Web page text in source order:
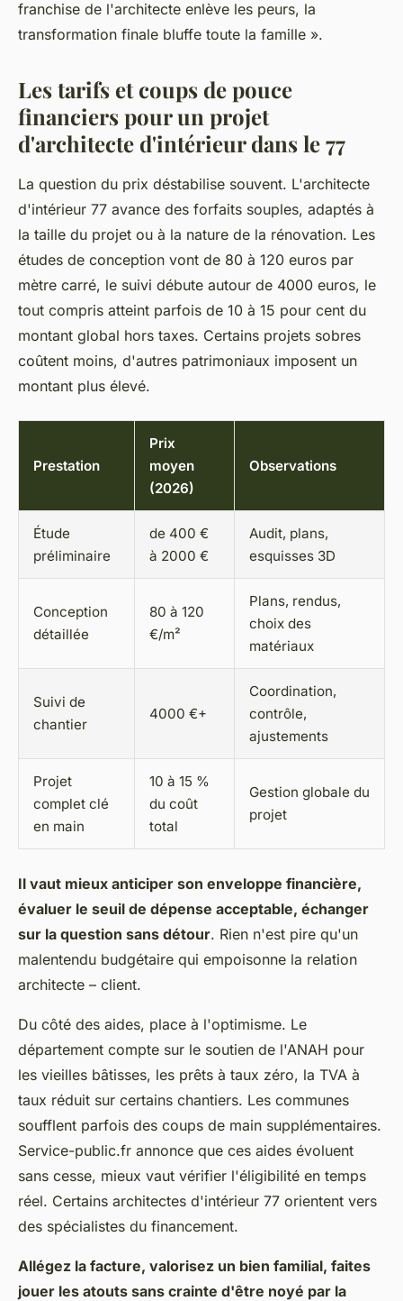
franchise de l'architecte enlève les peurs, la
transformation finale bluffe toute la famille ».
Les tarifs et coups de pouce
financiers pour un projet
d'architecte d'intérieur dans le 77
La question du prix déstabilise souvent. L'architecte
d'intérieur 77 avance des forfaits souples, adaptés à
la taille du projet ou à la nature de la rénovation. Les
études de conception vont de 80 à 120 euros par
mètre carré, le suivi débute autour de 4000 euros, le
tout compris atteint parfois de 10 à 15 pour cent du
montant global hors taxes. Certains projets sobres
coûtent moins, d'autres patrimoniaux imposent un
montant plus élevé.
Prestation
Prix
moyen
(2026)
Observations
Étude
préliminaire
de 400 €
à 2000 €
Audit, plans,
esquisses 3D
Conception
détaillée
80 à 120
€/m²
Plans, rendus,
choix des
matériaux
Suivi de
chantier
4000 €+
Coordination,
contrôle,
ajustements
Projet
complet clé
en main
10 à 15 %
du coût
total
Gestion globale du
projet
Il vaut mieux anticiper son enveloppe financière,
évaluer le seuil de dépense acceptable, échanger
sur la question sans détour. Rien n'est pire qu'un
malentendu budgétaire qui empoisonne la relation
architecte – client.
Du côté des aides, place à l'optimisme. Le
département compte sur le soutien de l'ANAH pour
les vieilles bâtisses, les prêts à taux zéro, la TVA à
taux réduit sur certains chantiers. Les communes
soufflent parfois des coups de main supplémentaires.
Service-public.fr annonce que ces aides évoluent
sans cesse, mieux vaut vérifier l'éligibilité en temps
réel. Certains architectes d'intérieur 77 orientent vers
des spécialistes du financement.
Allégez la facture, valorisez un bien familial, faites
jouer les atouts sans crainte d'être noyé par la